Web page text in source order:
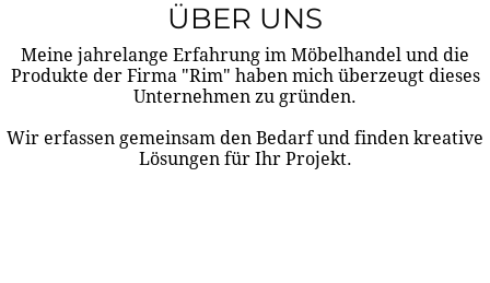
ÜBER UNS
Meine jahrelange Erfahrung im Möbelhandel und die
Produkte der Firma "Rim" haben mich überzeugt dieses
Unternehmen zu gründen.
Wir erfassen gemeinsam den Bedarf und finden kreative
Lösungen für Ihr Projekt.